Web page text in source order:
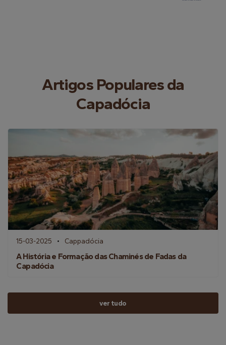
Artigos Populares da
Capadócia
15-03-2025 Cappadócia
A História e Formação das Chaminés de Fadas da
Capadócia
ver tudo